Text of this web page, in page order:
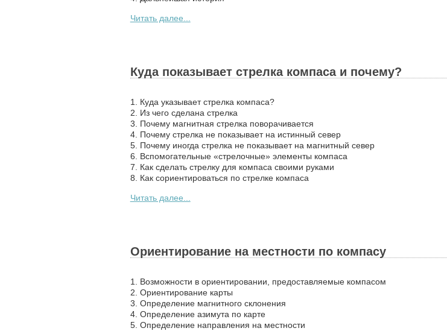
Читать далее...
Куда показывает стрелка компаса и почему?
1. Куда указывает стрелка компаса?
2. Из чего сделана стрелка
3. Почему магнитная стрелка поворачивается
4. Почему стрелка не показывает на истинный север
5. Почему иногда стрелка не показывает на магнитный север
6. Вспомогательные «стрелочные» элементы компаса
7. Как сделать стрелку для компаса своими руками
8. Как сориентироваться по стрелке компаса
Читать далее...
Ориентирование на местности по компасу
1. Возможности в ориентировании, предоставляемые компасом
2. Ориентирование карты
3. Определение магнитного склонения
4. Определение азимута по карте
5. Определение направления на местности